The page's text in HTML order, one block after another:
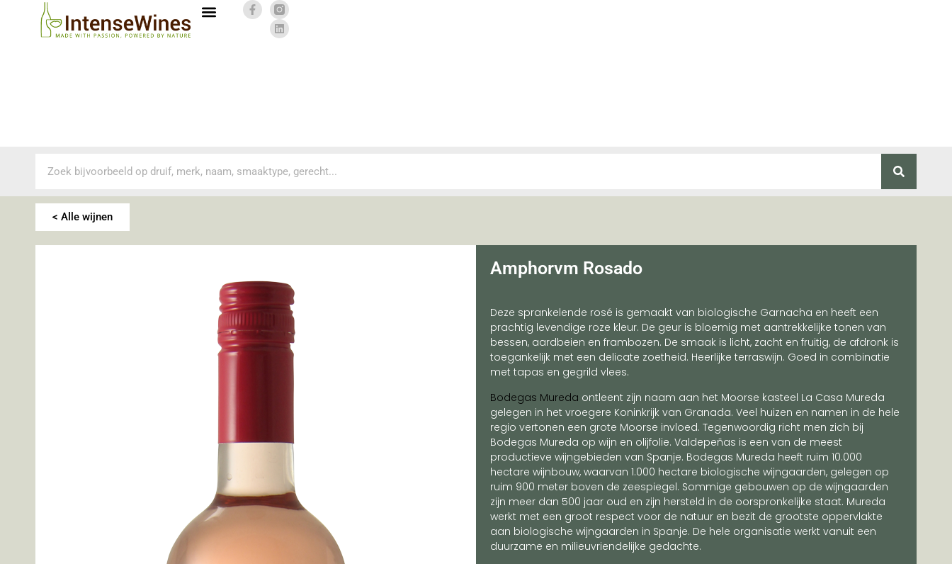
< Alle wijnen
Amphorvm Rosado
Deze sprankelende rosé is gemaakt van biologische Garnacha en heeft een
prachtig levendige roze kleur. De geur is bloemig met aantrekkelijke tonen van
bessen, aardbeien en frambozen. De smaak is licht, zacht en fruitig, de afdronk is
toegankelijk met een delicate zoetheid. Heerlijke terraswijn. Goed in combinatie
met tapas en gegrild vlees.
Bodegas Mureda ontleent zijn naam aan het Moorse kasteel La Casa Mureda
gelegen in het vroegere Koninkrijk van Granada. Veel huizen en namen in de hele
regio vertonen een grote Moorse invloed. Tegenwoordig richt men zich bij
Bodegas Mureda op wijn en olijfolie. Valdepeñas is een van de meest
productieve wijngebieden van Spanje. Bodegas Mureda heeft ruim 10.000
hectare wijnbouw, waarvan 1.000 hectare biologische wijngaarden, gelegen op
ruim 900 meter boven de zeespiegel. Sommige gebouwen op de wijngaarden
zijn meer dan 500 jaar oud en zijn hersteld in de oorspronkelijke staat. Mureda
werkt met een groot respect voor de natuur en bezit de grootste oppervlakte
aan biologische wijngaarden in Spanje. De hele organisatie werkt vanuit een
duurzame en milieuvriendelijke gedachte.